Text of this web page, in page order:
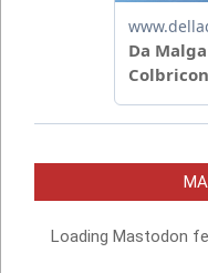
Loading Mastodon